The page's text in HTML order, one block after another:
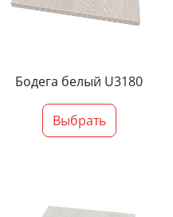
Бодега белый U3180
Выбрать